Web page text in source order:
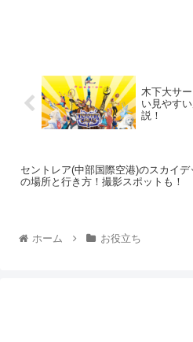
木下大サ
い見やす
説！
セントレア(中部国際空港)のスカイデ
の場所と行き方！撮影スポットも！
ホーム お役立ち